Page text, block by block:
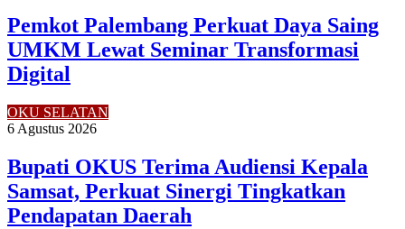
Pemkot Palembang Perkuat Daya Saing
UMKM Lewat Seminar Transformasi
Digital
OKU SELATAN
6 Agustus 2026
Bupati OKUS Terima Audiensi Kepala
Samsat, Perkuat Sinergi Tingkatkan
Pendapatan Daerah